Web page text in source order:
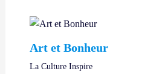
Art et Bonheur
La Culture Inspire